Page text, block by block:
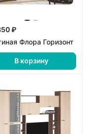
₽
Флора Горизонт
В корзину